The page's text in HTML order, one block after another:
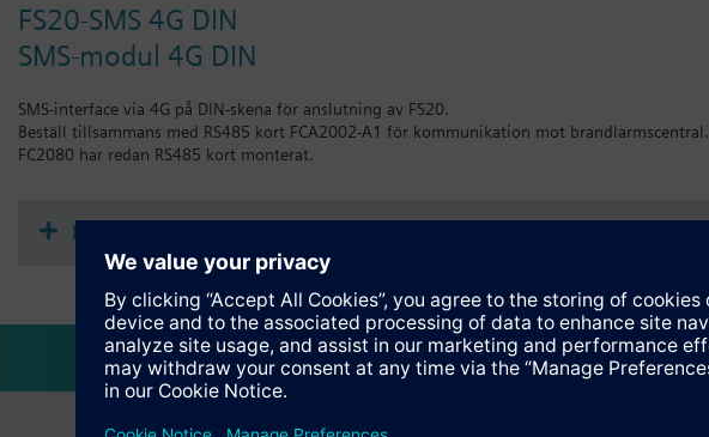
FS20-SMS 4G DIN
SMS-modul 4G DIN
SMS-interface via 4G på DIN-skena för anslutning av FS20.
Beställ tillsammans med RS485 kort FCA2002-A1 för kommunikation mot brandlarmscentral.
FC2080 har redan RS485 kort monterat.
Dokumentation